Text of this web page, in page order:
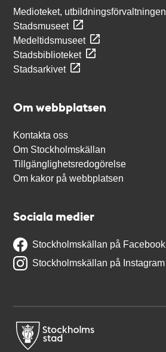
Medioteket, utbildningsförvaltningen
Stadsmuseet
Medeltidsmuseet
Stadsbiblioteket
Stadsarkivet
Om webbplatsen
Kontakta oss
Om Stockholmskällan
Tillgänglighetsredogörelse
Om kakor på webbplatsen
Sociala medier
Stockholmskällan på Facebook
Stockholmskällan på Instagram